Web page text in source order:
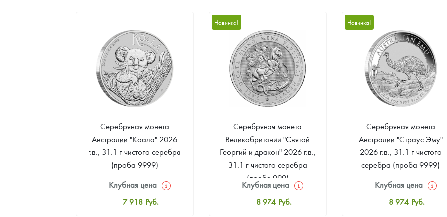
383 093 Руб. 377 672 Руб. 383 093 Руб.
Серебряная монета
Австралии "Коала" 2026
г.в., 31.1 г чистого серебра
(проба 9999)
Клубная цена
7 918 Руб.
Новинка!
Серебряная монета
Великобритании "Святой
Георгий и дракон" 2026 г.в.,
31.1 г чистого серебра
(проба 999)
Клубная цена
8 974 Руб.
Новинка!
Серебряная монета
Австралии "Страус Эму"
2026 г.в., 31.1 г чистого
серебра (проба 9999)
Клубная цена
8 974 Руб.